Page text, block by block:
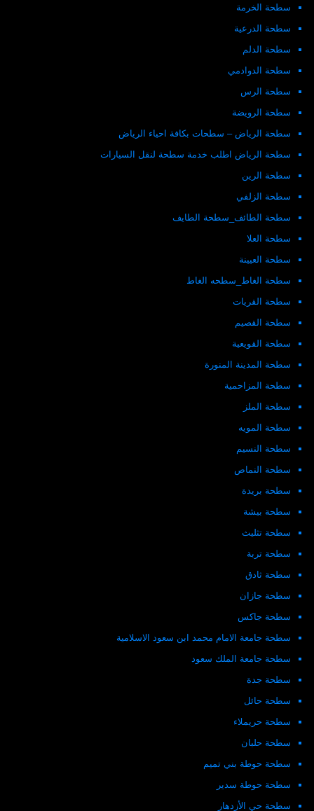
سطحة الخرمة
سطحة الدرعية
سطحة الدلم
سطحة الدوادمي
سطحة الرس
سطحة الرويضة
سطحة الرياض – سطحات بكافة احياء الرياض
سطحة الرياض اطلب خدمة سطحة لنقل السيارات
سطحة الرين
سطحة الزلفي
سطحة الطائف_سطحة الطايف
سطحة العلا
سطحة العيينة
سطحة الغاط_سطحه الغاط
سطحة القريات
سطحة القصيم
سطحة القويعية
سطحة المدينة المنورة
سطحة المزاحمية
سطحة الملز
سطحة المويه
سطحة النسيم
سطحة النماص
سطحة بريدة
سطحة بيشة
سطحة تثليث
سطحة تربة
سطحة ثادق
سطحة جازان
سطحة جاكس
سطحة جامعة الامام محمد ابن سعود الاسلامية
سطحة جامعة الملك سعود
سطحة جدة
سطحة حائل
سطحة حريملاء
سطحة حلبان
سطحة حوطة بني تميم
سطحة حوطة سدير
سطحة حي الأزدهار